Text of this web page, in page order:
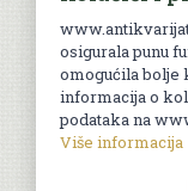
© Sva
osigurala punu
omogućila bolje
informacija o
podataka na
Više informacija